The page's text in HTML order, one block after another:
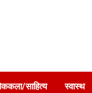
साहित्य स्वास्थ